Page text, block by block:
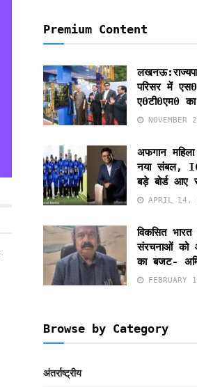
Premium Content
परिसर में
ए0टी0एम0
NOVEMBER
अफगान
नया संबल,
बड़े बोर्ड आए
APRIL 14,
विकसित
संरचनाओं को
का बजट-
FEBRUARY
Browse by Category
अंतर्राष्ट्रीय